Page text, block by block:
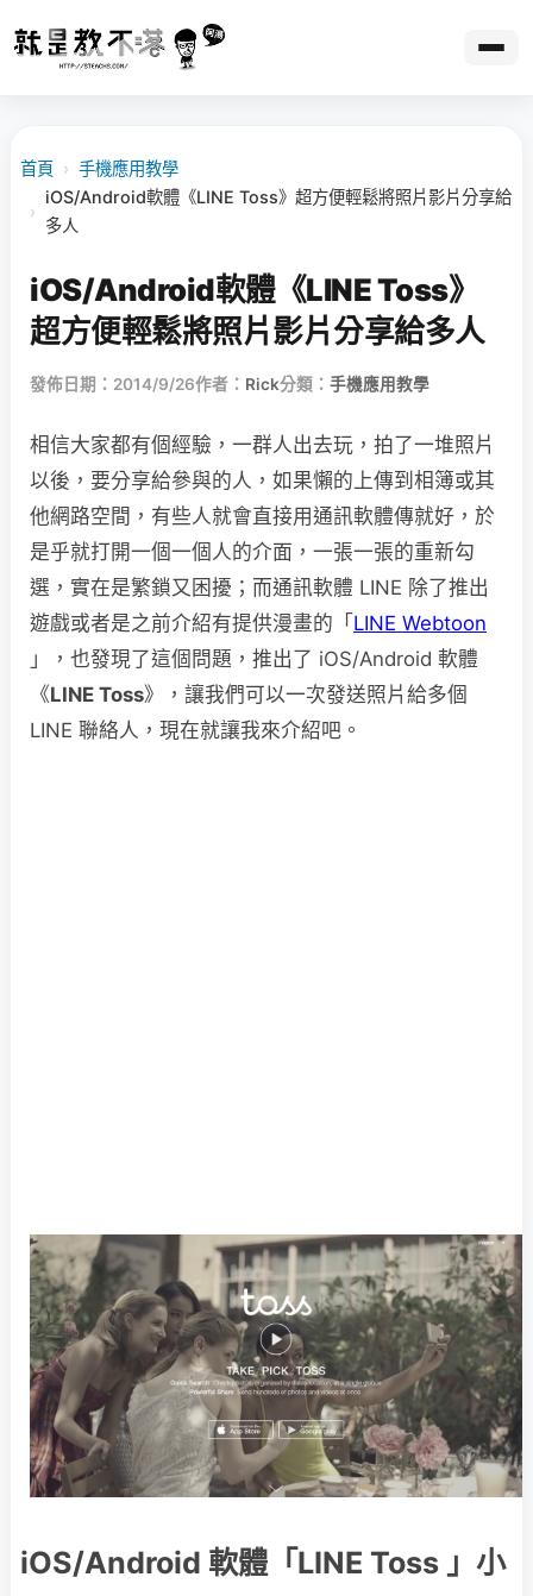
首頁 › 手機應用教學
›
iOS/Android軟體《LINE Toss》超方便輕鬆將照片影片分享給
多人
iOS/Android軟體《LINE Toss》
超方便輕鬆將照片影片分享給多人
發佈日期：2014/9/26作者： Rick分類： 手機應用教學
相信大家都有個經驗，一群人出去玩，拍了一堆照片
以後，要分享給參與的人，如果懶的上傳到相簿或其
他網路空間，有些人就會直接用通訊軟體傳就好，於
是乎就打開一個一個人的介面，一張一張的重新勾
選，實在是繁鎖又困擾；而通訊軟體 LINE 除了推出
遊戲或者是之前介紹有提供漫畫的「 LINE Webtoon
」，也發現了這個問題，推出了 iOS/Android 軟體
《LINE Toss》，讓我們可以一次發送照片給多個
LINE 聯絡人，現在就讓我來介紹吧。
iOS/Android 軟體「LINE Toss 」小